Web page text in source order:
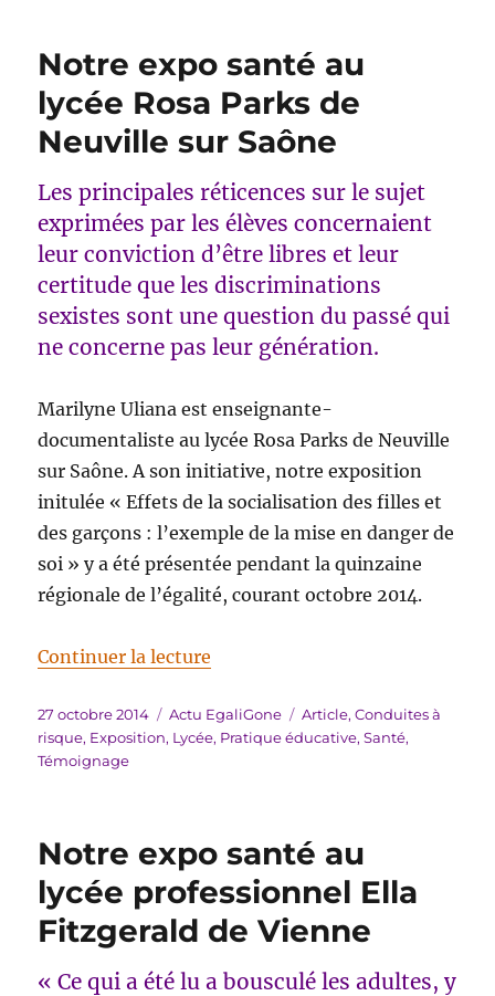
Notre expo santé au
lycée Rosa Parks de
Neuville sur Saône
Les principales réticences sur le sujet
exprimées par les élèves concernaient
leur conviction d’être libres et leur
certitude que les discriminations
sexistes sont une question du passé qui
ne concerne pas leur génération.
Marilyne Uliana est enseignante-
documentaliste au lycée Rosa Parks de Neuville
sur Saône. A son initiative, notre exposition
initulée « Effets de la socialisation des filles et
des garçons : l’exemple de la mise en danger de
soi » y a été présentée pendant la quinzaine
régionale de l’égalité, courant octobre 2014.
Continuer la lecture
Publié
le
27 octobre 2014 Catégories
Actu EgaliGone Étiquettes
Article,Conduites à
risque, Exposition, Lycée, Pratique éducative,Santé,
Témoignage
Notre expo santé au
lycée professionnel Ella
Fitzgerald de Vienne
« Ce qui a été lu a bousculé les adultes, y